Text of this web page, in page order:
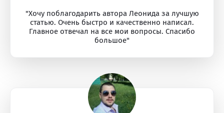
"Хочу поблагодарить автора Леонида за лучшую
статью. Очень быстро и качественно написал.
Главное отвечал на все мои вопросы. Спасибо
большое"